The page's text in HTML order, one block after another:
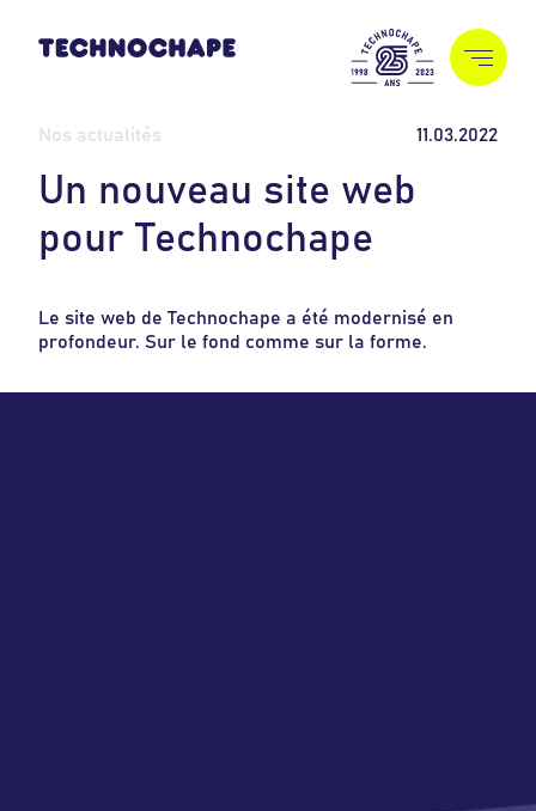
Nos actualités 11.03.2022
Un nouveau site we b
pour Tec hnoc hape
Le site web de Technochape a été modernisé en
profondeur. Sur le fond comme sur la forme.